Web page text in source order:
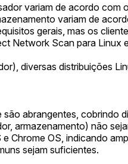
variam de acordo com
variam de
gerais, mas os
Network Scan para
diversas distribuições
abrangentes,
armazenamento) não
Chrome OS, indicando
sejam suficientes.